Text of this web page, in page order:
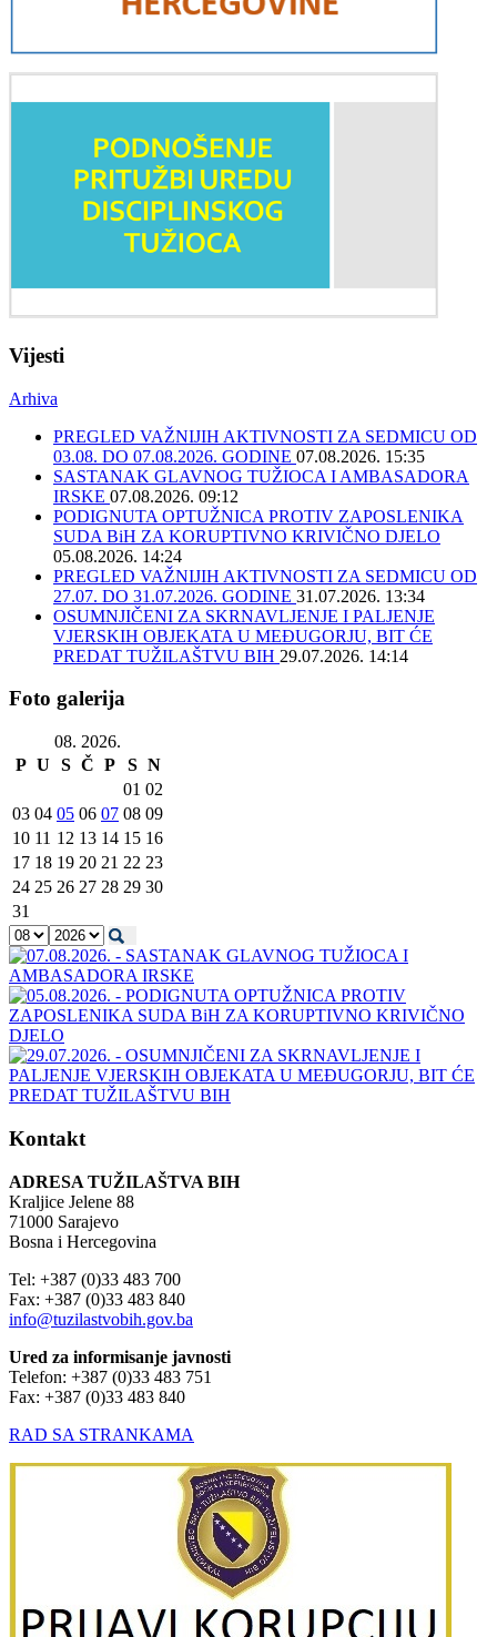
Vijesti
Arhiva
PREGLED VAŽNIJIH AKTIVNOSTI ZA SEDMICU OD
03.08. DO 07.08.2026. GODINE 07.08.2026. 15:35
SASTANAK GLAVNOG TUŽIOCA I AMBASADORA
IRSKE 07.08.2026. 09:12
PODIGNUTA OPTUŽNICA PROTIV ZAPOSLENIKA
SUDA BiH ZA KORUPTIVNO KRIVIČNO DJELO
05.08.2026. 14:24
PREGLED VAŽNIJIH AKTIVNOSTI ZA SEDMICU OD
27.07. DO 31.07.2026. GODINE 31.07.2026. 13:34
OSUMNJIČENI ZA SKRNAVLJENJE I PALJENJE
VJERSKIH OBJEKATA U MEĐUGORJU, BIT ĆE
PREDAT TUŽILAŠTVU BIH 29.07.2026. 14:14
Foto galerija
08. 2026.
P U S Č P S N
01 02
03 04 05 06 07 08 09
10 11 12 13 14 15 16
17 18 19 20 21 22 23
24 25 26 27 28 29 30
31
Kontakt
ADRESA TUŽILAŠTVA BIH
Kraljice Jelene 88
71000 Sarajevo
Bosna i Hercegovina
Tel: +387 (0)33 483 700
Fax: +387 (0)33 483 840
info@tuzilastvobih.gov.ba
Ured za informisanje javnosti
Telefon: +387 (0)33 483 751
Fax: +387 (0)33 483 840
RAD SA STRANKAMA